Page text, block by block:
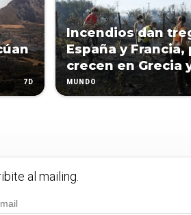
7D
Incendios dan
España y Francia,
crecen en Grecia
MUNDO
al mailing.